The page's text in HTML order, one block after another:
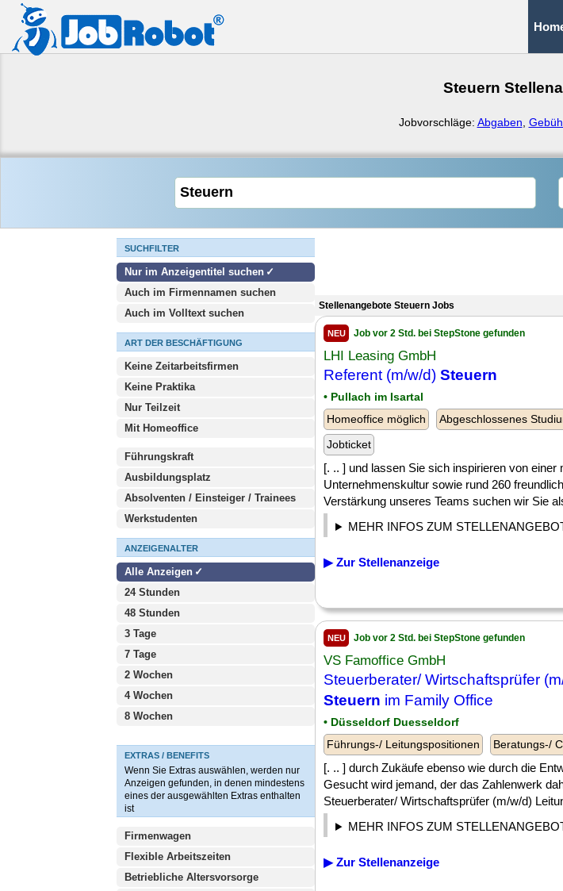
Steuern
Jobvorschläge: Abgaben
SUCHFILTER
Nur im Anzeigentitel suchen
Auch im Firmennamen suchen
Auch im Volltext suchen
ART DER BESCHÄFTIGUNG
Keine Zeitarbeitsfirmen
Keine Praktika
Nur Teilzeit
Mit Homeoffice
Führungskraft
Ausbildungsplatz
Absolventen / Einsteiger / Trainees
Werkstudenten
ANZEIGENALTER
Alle Anzeigen
24 Stunden
48 Stunden
3 Tage
7 Tage
2 Wochen
4 Wochen
8 Wochen
EXTRAS / BENEFITS
Wenn Sie Extras auswählen, werden nur
Anzeigen gefunden, in denen mindestens
eines der ausgewählten Extras enthalten
ist
Firmenwagen
Flexible Arbeitszeiten
Betriebliche Altersvorsorge
Stellenangebote Steuern Jobs
NEU Job vor 2 Std. bei StepStone gefunden
LHI Leasing GmbH
Referent (m/w/d) Steuern
• Pullach im Isartal
Homeoffice möglich
Abgeschlossenes
Jobticket
[. .. ] und lassen Sie sich inspirieren von einer
Unternehmenskultur sowie rund 260
Verstärkung unseres Teams suchen wir Sie
MEHR INFOS ZUM
▶ Zur Stellenanzeige
NEU Job vor 2 Std. bei StepStone gefunden
VS Famoffice GmbH
Steuerberater/ Wirtschaftsprüfer
Steuern im Family Office
• Düsseldorf Duesseldorf
Führungs-/ Leitungspositionen
Beratungs-/
[. .. ] durch Zukäufe ebenso wie durch die
Gesucht wird jemand, der das Zahlenwerk
Steuerberater/ Wirtschaftsprüfer (m/w/d)
MEHR INFOS ZUM
▶ Zur Stellenanzeige